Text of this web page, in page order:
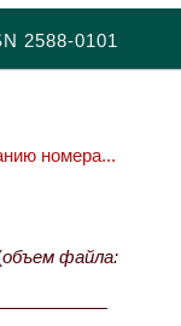
2588-0101
номера...
объем файла: